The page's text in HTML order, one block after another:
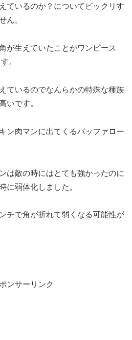
ているのか？についてビックリす
ん。
が生えていたことがワンピース
。
ているのでなんらかの特殊な種族
いです。
ン肉マンに出てくるバッファロー
は敵の時にはとても強かったのに
に弱体化しました。
チで角が折れて弱くなる可能性が
ンサーリンク